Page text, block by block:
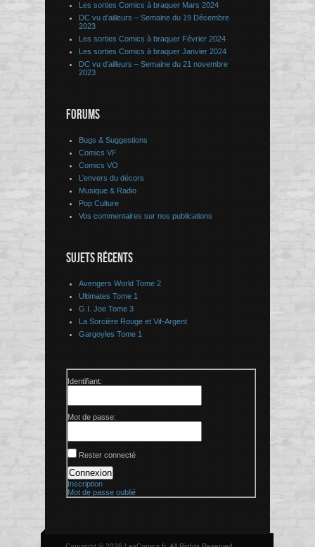
Les sorties Comics à braquer Mars 2024
DC vu d’ailleurs – Semaine du 19 Décembre
2023
Les sorties Comics à braquer Février 2024
Les sorties Comics à braquer Janvier 2024
DC vu d’ailleurs – Semaine du 21 novembre
2023
FORUMS
Bugs & Suggestions
Comics VF
Comics VO
L’envers du décors
Musique & Radio
Pop Culture
Vos commentaires sur nos publications
SUJETS RÉCENTS
Avengers World Tome 2
Ultimates Tome 1
G.I. Joe Tome 3
La Sorcière Rouge et Vif-Argent
Gargoyles Tome 1
Identifiant:
Mot de passe:
Rester connecté
Connexion
Inscription
Mot de passe oublié